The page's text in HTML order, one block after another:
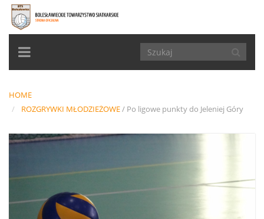
TOGGLE
NAVIGATION
HOME
ROZGRYWKI MŁODZIEŻOWE/ Po ligowe punkty do Jeleniej Góry